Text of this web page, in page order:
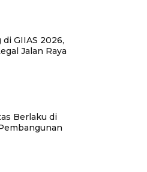
di GIIAS 2026,
Jalan Raya
Berlaku di